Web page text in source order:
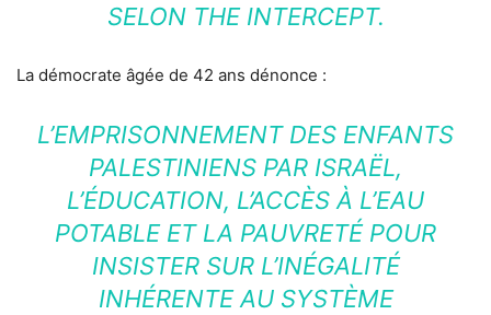
SELON THE INTERCEPT.
La démocrate âgée de 42 ans dénonce :
L’EMPRISONNEMENT DES ENFANTS
PALESTINIENS PAR ISRAËL,
L’ÉDUCATION, L’ACCÈS À L’EAU
POTABLE ET LA PAUVRETÉ POUR
INSISTER SUR L’INÉGALITÉ
INHÉRENTE AU SYSTÈME